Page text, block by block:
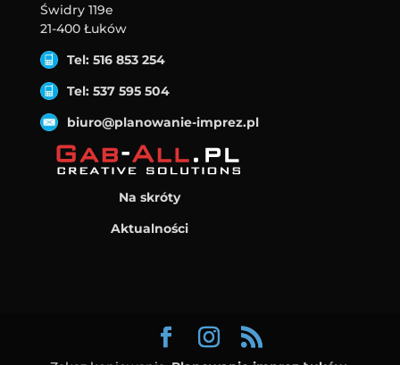
Świdry 119e
21-400 Łuków
Tel: 516 853 254
Tel: 537 595 504
biuro@planowanie-imprez.pl
Na skróty
Aktualności